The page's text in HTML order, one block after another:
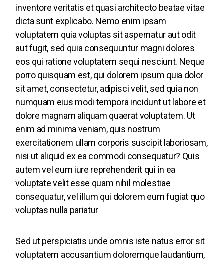
inventore veritatis et quasi architecto beatae vitae
dicta sunt explicabo. Nemo enim ipsam
voluptatem quia voluptas sit aspernatur aut odit
aut fugit, sed quia consequuntur magni dolores
eos qui ratione voluptatem sequi nesciunt. Neque
porro quisquam est, qui dolorem ipsum quia dolor
sit amet, consectetur, adipisci velit, sed quia non
numquam eius modi tempora incidunt ut labore et
dolore magnam aliquam quaerat voluptatem. Ut
enim ad minima veniam, quis nostrum
exercitationem ullam corporis suscipit laboriosam,
nisi ut aliquid ex ea commodi consequatur? Quis
autem vel eum iure reprehenderit qui in ea
voluptate velit esse quam nihil molestiae
consequatur, vel illum qui dolorem eum fugiat quo
voluptas nulla pariatur
Sed ut perspiciatis unde omnis iste natus error sit
voluptatem accusantium doloremque laudantium,